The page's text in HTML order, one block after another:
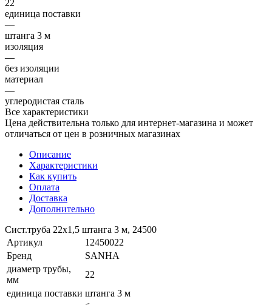
22
единица поставки
—
штанга 3 м
изоляция
—
без изоляции
материал
—
углеродистая сталь
Все характеристики
Цена действительна только для интернет-магазина и может
отличаться от цен в розничных магазинах
Описание
Характеристики
Как купить
Оплата
Доставка
Дополнительно
Сист.труба 22x1,5 штанга 3 м, 24500
Артикул
12450022
Бренд
SANHA
диаметр трубы,
мм
22
единица поставки штанга 3 м